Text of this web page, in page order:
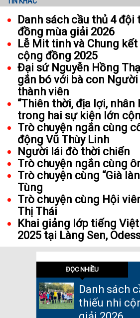
Danh sách cầu thủ 4
đồng mùa giải 2026
Lễ Mit tinh và Chung
cộng đồng 2025
Đại sứ Nguyễn Hồng
gắn bó với bà con
thành viên
“Thiên thời, địa lợi, nhân
trong hai sự kiện lớn
Trò chuyện ngắn cùng
động Vũ Thùy Linh
Người lái đò thời chiến
Trò chuyện ngắn cùng
Trò chuyện cùng “Già
Tùng
Trò chuyện cùng Hội
Thị Thái
Khai giảng lớp tiếng
2025 tại Làng Sen,
ĐỌC NHIỀU
Danh sách
thiếu nhi